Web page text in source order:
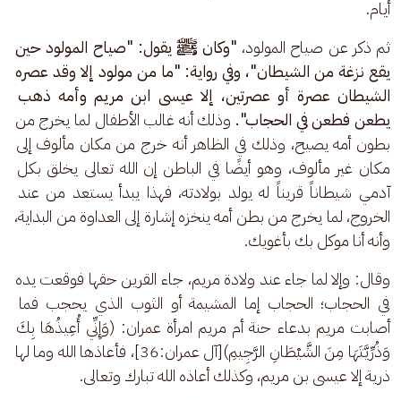
أيام.
ثم ذكر عن صياح المولود، "وكان ﷺ يقول: "صياح المولود حين
يقع نزغة من الشيطان"، وفي رواية: "ما من مولود إلا وقد عصره
الشيطان عصرة أو عصرتين، إلا عيسى ابن مريم وأمه ذهب
يطعن فطعن في الحجاب". وذلك أنه غالب الأطفال لما يخرج من
بطون أمه يصيح، وذلك في الظاهر أنه خرج من مكان مألوف إلى
مكان غير مألوف، وهو أيضًا في الباطن إن الله تعالى يخلق بكل
آدمي شيطاناً قريناً له يولد بولادته، فهذا يبدأ يستعد من عند
الخروج، لما يخرج من بطن أمه ينخزه إشارة إلى العداوة من البداية،
وأنه أنا موكل بك بأغويك.
وقال: وإلا لما جاء عند ولادة مريم، جاء القرين حقها فوقعت يده
في الحجاب؛ الحجاب إما المشيمة أو الثوب الذي يحجب فما
أصابت مريم بدعاء حنة أم مريم امرأة عمران: (وَإِنِّي أُعِيذُهَا بِكَ
وَذُرِّيَّتَهَا مِنَ الشَّيْطَانِ الرَّجِيمِ)[آل عمران:36]، فأعاذها الله وما لها
ذرية إلا عيسى بن مريم، وكذلك أعاذه الله تبارك وتعالى.